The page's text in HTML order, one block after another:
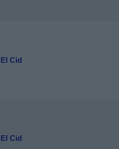
El Cid
El Cid